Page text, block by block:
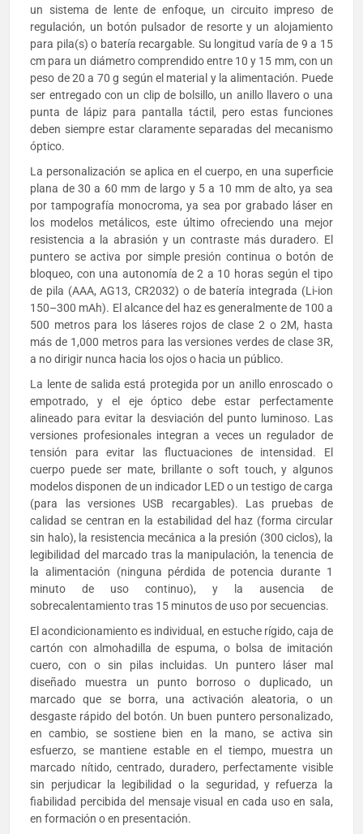
un sistema de lente de enfoque, un circuito impreso de
regulación, un botón pulsador de resorte y un alojamiento
para pila(s) o batería recargable. Su longitud varía de 9 a 15
cm para un diámetro comprendido entre 10 y 15 mm, con un
peso de 20 a 70 g según el material y la alimentación. Puede
ser entregado con un clip de bolsillo, un anillo llavero o una
punta de lápiz para pantalla táctil, pero estas funciones
deben siempre estar claramente separadas del mecanismo
óptico.
La personalización se aplica en el cuerpo, en una superficie
plana de 30 a 60 mm de largo y 5 a 10 mm de alto, ya sea
por tampografía monocroma, ya sea por grabado láser en
los modelos metálicos, este último ofreciendo una mejor
resistencia a la abrasión y un contraste más duradero. El
puntero se activa por simple presión continua o botón de
bloqueo, con una autonomía de 2 a 10 horas según el tipo
de pila (AAA, AG13, CR2032) o de batería integrada (Li-ion
150–300 mAh). El alcance del haz es generalmente de 100 a
500 metros para los láseres rojos de clase 2 o 2M, hasta
más de 1,000 metros para las versiones verdes de clase 3R,
a no dirigir nunca hacia los ojos o hacia un público.
La lente de salida está protegida por un anillo enroscado o
empotrado, y el eje óptico debe estar perfectamente
alineado para evitar la desviación del punto luminoso. Las
versiones profesionales integran a veces un regulador de
tensión para evitar las fluctuaciones de intensidad. El
cuerpo puede ser mate, brillante o soft touch, y algunos
modelos disponen de un indicador LED o un testigo de carga
(para las versiones USB recargables). Las pruebas de
calidad se centran en la estabilidad del haz (forma circular
sin halo), la resistencia mecánica a la presión (300 ciclos), la
legibilidad del marcado tras la manipulación, la tenencia de
la alimentación (ninguna pérdida de potencia durante 1
minuto de uso continuo), y la ausencia de
sobrecalentamiento tras 15 minutos de uso por secuencias.
El acondicionamiento es individual, en estuche rígido, caja de
cartón con almohadilla de espuma, o bolsa de imitación
cuero, con o sin pilas incluidas. Un puntero láser mal
diseñado muestra un punto borroso o duplicado, un
marcado que se borra, una activación aleatoria, o un
desgaste rápido del botón. Un buen puntero personalizado,
en cambio, se sostiene bien en la mano, se activa sin
esfuerzo, se mantiene estable en el tiempo, muestra un
marcado nítido, centrado, duradero, perfectamente visible
sin perjudicar la legibilidad o la seguridad, y refuerza la
fiabilidad percibida del mensaje visual en cada uso en sala,
en formación o en presentación.